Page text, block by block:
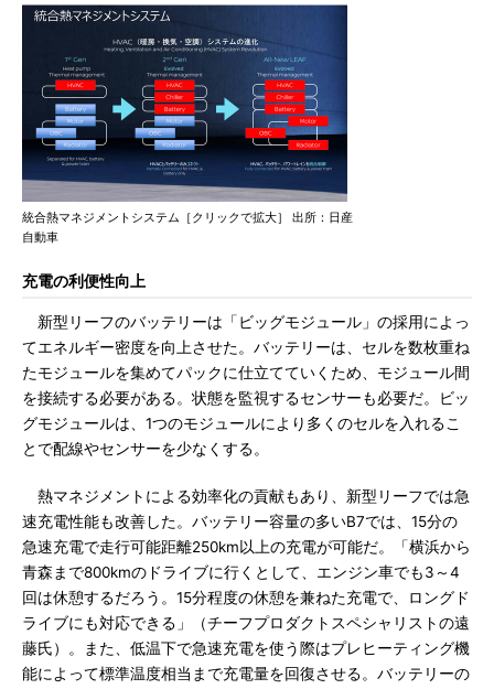
統合熱マネジメントシステム［クリックで拡大］ 出所：日産
自動車
充電の利便性向上
新型リーフのバッテリーは「ビッグモジュール」の採用によっ
てエネルギー密度を向上させた。バッテリーは、セルを数枚重ね
たモジュールを集めてパックに仕立てていくため、モジュール間
を接続する必要がある。状態を監視するセンサーも必要だ。ビッ
グモジュールは、1つのモジュールにより多くのセルを入れるこ
とで配線やセンサーを少なくする。
熱マネジメントによる効率化の貢献もあり、新型リーフでは急
速充電性能も改善した。バッテリー容量の多いB7では、15分の
急速充電で走行可能距離250km以上の充電が可能だ。「横浜から
青森まで800kmのドライブに行くとして、エンジン車でも3～4
回は休憩するだろう。15分程度の休憩を兼ねた充電で、ロングド
ライブにも対応できる」（チーフプロダクトスペシャリストの遠
藤氏）。また、低温下で急速充電を使う際はプレヒーティング機
能によって標準温度相当まで充電量を回復させる。バッテリーの